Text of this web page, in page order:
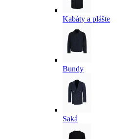
Kabáty a plášte
Bundy
Saká